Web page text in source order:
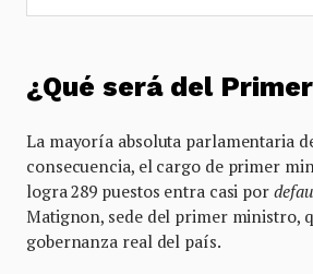
¿Qué será del
La mayoría absoluta parlamentaria
consecuencia, el cargo de primer
logra 289 puestos entra casi por
Matignon, sede del primer ministro,
gobernanza real del país.